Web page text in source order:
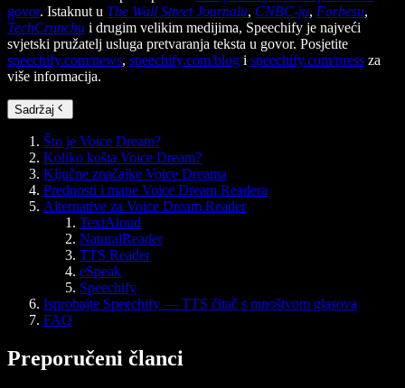
govor. Istaknut u The Wall Street Journalu, CNBC-ju, Forbesu,
TechCrunchu i drugim velikim medijima, Speechify je najveći
svjetski pružatelj usluga pretvaranja teksta u govor. Posjetite
speechify.com/news, speechify.com/blog i speechify.com/press za
više informacija.
Sadržaj
Što je Voice Dream?
Koliko košta Voice Dream?
Ključne značajke Voice Dreama
Prednosti i mane Voice Dream Readera
Alternative za Voice Dream Reader
TextAloud
NaturalReader
TTS Reader
eSpeak
Speechify
Isprobajte Speechify — TTS čitač s mnoštvom glasova
FAQ
Preporučeni članci